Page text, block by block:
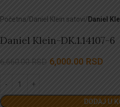
Početna Daniel Klein satovi Daniel
Daniel Klein-DK.1.14107-6
6,660.00 RSD 6,000.00 RSD
DODAJ U